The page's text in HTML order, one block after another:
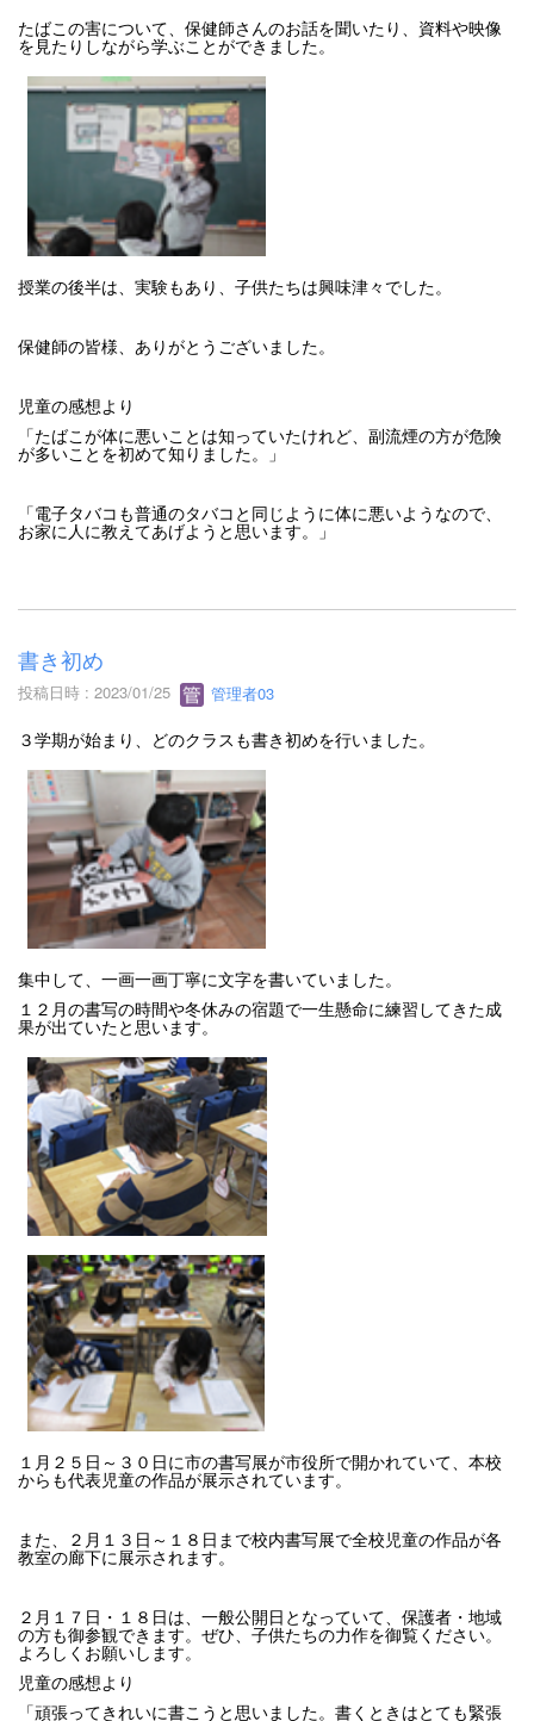
たばこの害について、保健師さんのお話を聞いたり、資料や映像
を見たりしながら学ぶことができました。
授業の後半は、実験もあり、子供たちは興味津々でした。
保健師の皆様、ありがとうございました。
児童の感想より
「たばこが体に悪いことは知っていたけれど、副流煙の方が危険
が多いことを初めて知りました。」
「電子タバコも普通のタバコと同じように体に悪いようなので、
お家に人に教えてあげようと思います。」
書き初め
投稿日時 : 2023/01/25 管理者03
３学期が始まり、どのクラスも書き初めを行いました。
集中して、一画一画丁寧に文字を書いていました。
１２月の書写の時間や冬休みの宿題で一生懸命に練習してきた成
果が出ていたと思います。
１月２５日～３０日に市の書写展が市役所で開かれていて、本校
からも代表児童の作品が展示されています。
また、２月１３日～１８日まで校内書写展で全校児童の作品が各
教室の廊下に展示されます。
２月１７日・１８日は、一般公開日となっていて、保護者・地域
の方も御参観できます。ぜひ、子供たちの力作を御覧ください。
よろしくお願いします。
児童の感想より
「頑張ってきれいに書こうと思いました。書くときはとても緊張